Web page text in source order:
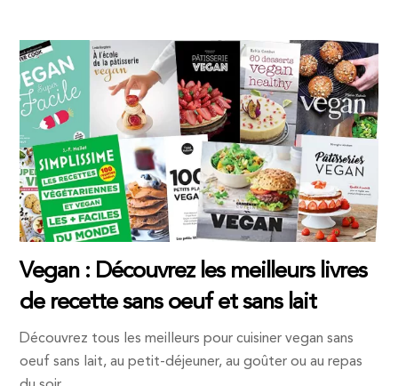
Vegan : Découvrez les meilleurs livres
de recette sans oeuf et sans lait
Découvrez tous les meilleurs pour cuisiner vegan sans
oeuf sans lait, au petit-déjeuner, au goûter ou au repas